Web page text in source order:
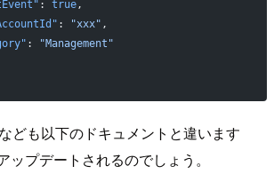
: true,
: "xxx" ,
:
"Management"
ども以下のドキュメントと違います
ップデートされるのでしょう。